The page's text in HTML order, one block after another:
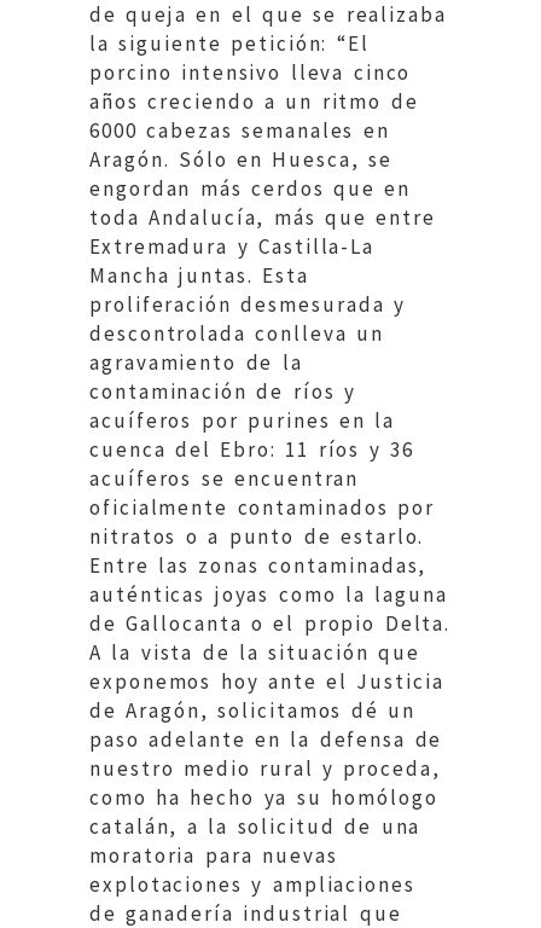
de queja en el que se realizaba
la siguiente petición: “El
porcino intensivo lleva cinco
años creciendo a un ritmo de
6000 cabezas semanales en
Aragón. Sólo en Huesca, se
engordan más cerdos que en
toda Andalucía, más que entre
Extremadura y Castilla-La
Mancha juntas. Esta
proliferación desmesurada y
descontrolada conlleva un
agravamiento de la
contaminación de ríos y
acuíferos por purines en la
cuenca del Ebro: 11 ríos y 36
acuíferos se encuentran
oficialmente contaminados por
nitratos o a punto de estarlo.
Entre las zonas contaminadas,
auténticas joyas como la laguna
de Gallocanta o el propio Delta.
A la vista de la situación que
exponemos hoy ante el Justicia
de Aragón, solicitamos dé un
paso adelante en la defensa de
nuestro medio rural y proceda,
como ha hecho ya su homólogo
catalán, a la solicitud de una
moratoria para nuevas
explotaciones y ampliaciones
de ganadería industrial que